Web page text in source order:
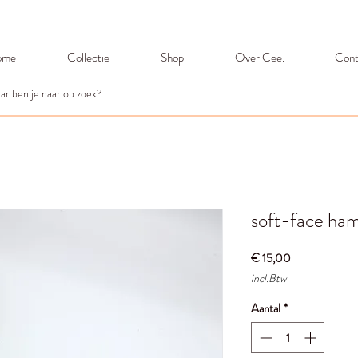
Collectie Shop Over Cee.
soft-face
€ 15,00Prijs
incl.Btw
Aantal*